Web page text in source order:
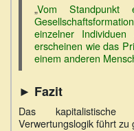
„Vom Standpunkt
einzelner
erscheinen wie das
einem anderen
► Fazit
Das kapitalistische
Verwertungslogik führt